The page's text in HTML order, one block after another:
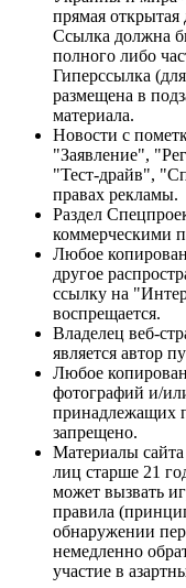
прямая открытая
Ссылка должна
полного либо
Гиперссылка
размещена в
материала.
Новости с
"Заявление",
"Тест-драйв",
правах рекламы.
Раздел
коммерческими
Любое
другое
ссылку на
воспрещается.
Владелец веб-
является автор
Любое
фотографий и/
принадлежащих
запрещено.
Материалы сайта
лиц старше 21
может вызвать
правила
обнаружении
немедленно
участие в